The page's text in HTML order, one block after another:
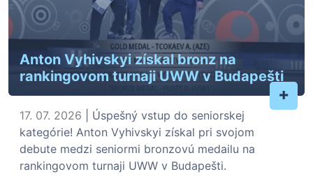
Anton Vyhivskyi získal bronz na
rankingovom turnaji UWW v Budapešti
+
17. 07. 2026 | Úspešný vstup do seniorskej
kategórie! Anton Vyhivskyi získal pri svojom
debute medzi seniormi bronzovú medailu na
rankingovom turnaji UWW v Budapešti.